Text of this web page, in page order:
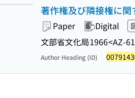
著作権及び隣接権に
Paper Digital
文部省文化局1966<AZ-
Author Heading (ID)